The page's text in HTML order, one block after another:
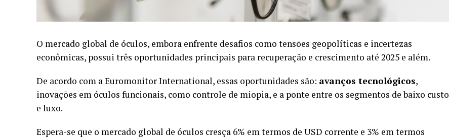
O mercado global de óculos, embora enfrente desafios como tensões geopolíticas e incertezas
econômicas, possui três oportunidades principais para recuperação e crescimento até 2025 e além.
De acordo com a Euromonitor International, essas oportunidades são: avanços tecnológicos,
inovações em óculos funcionais, como controle de miopia, e a ponte entre os segmentos de baixo custo
e luxo.
Espera-se que o mercado global de óculos cresça 6% em termos de USD corrente e 3% em termos